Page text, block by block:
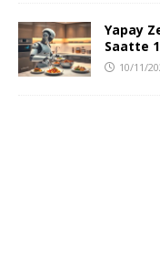
Yapay
Saatte
10/11/